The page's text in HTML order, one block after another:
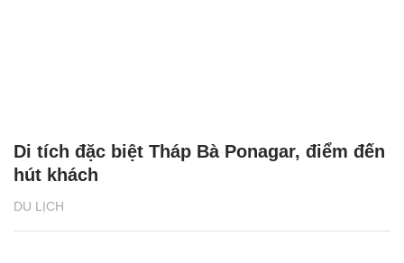
DU LỊCH
Di tích đặc biệt Tháp Bà Ponagar, điểm đến
hút khách